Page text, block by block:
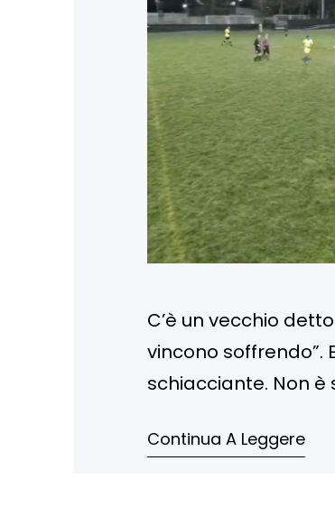
C’è un vecchio
vincono
schiacciante. Non
da solo non…
Continua A Leggere